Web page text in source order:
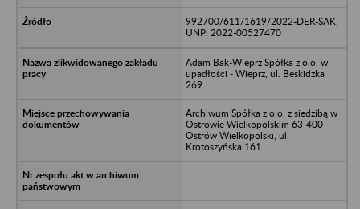
992700/611/1619/2022-DER-SAK,
UNP: 2022-00527470
Adam Bak-Wieprz Spółka z o.o. w
upadłości - Wieprz, ul. Beskidzka
269
Archiwum Spółka z o.o. z siedzibą w
Ostrowie Wielkopolskim 63-400
Ostrów Wielkopolski, ul.
Krotoszyńska 161